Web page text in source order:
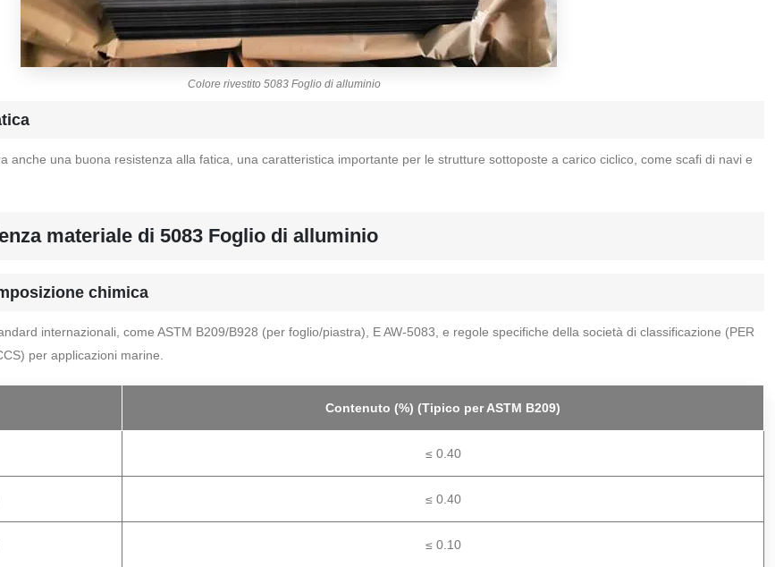
Colore rivestito 5083 Foglio di alluminio
anche una buona resistenza alla fatica, una caratteristica importante per le strutture sottoposte a carico ciclico, come scafi di navi e
materiale di 5083 Foglio di alluminio
chimica
internazionali, come ASTM B209/B928 (per foglio/piastra), E AW-5083, e regole specifiche della società di classificazione (PER
per applicazioni marine.
Contenuto (%) (Tipico per ASTM B209)
≤ 0.40
≤ 0.40
≤ 0.10